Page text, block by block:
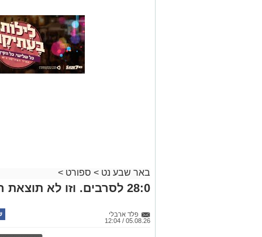
באר שבע נט > ספורט >
28:0 לסרבים. וזו לא תוצאת המשחק
פלד ארבלי
05.08.26 / 12:04